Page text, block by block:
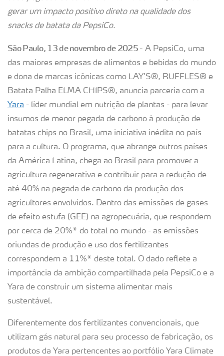
gerar um impacto positivo direto na qualidade dos
snacks de batata da PepsiCo.
São Paulo, 13 de novembro de 2025 - A PepsiCo, uma
das maiores empresas de alimentos e bebidas do mundo
e dona de marcas icônicas como LAY’S®, RUFFLES® e
Batata Palha ELMA CHIPS®, anuncia parceria com a
Yara - líder mundial em nutrição de plantas - para levar
insumos de menor pegada de carbono à produção de
batatas chips no Brasil, uma iniciativa inédita no país
para a cultura. O programa, que abrange outros países
da América Latina, chega ao Brasil para promover a
agricultura regenerativa e contribuir para a redução de
até 40% na pegada de carbono da produção dos
agricultores envolvidos. Dentro das emissões de gases
de efeito estufa (GEE) na agropecuária, que respondem
por cerca de 20%* do total no mundo - as emissões
oriundas de produção e uso dos fertilizantes
correspondem a 11%* deste total. O dado reflete a
importância da ambição compartilhada pela PepsiCo e a
Yara de construir um sistema alimentar mais
sustentável.
Diferentemente dos fertilizantes convencionais, que
utilizam gás natural para seu processo de fabricação, os
produtos da Yara pertencentes ao portfólio Yara Climate